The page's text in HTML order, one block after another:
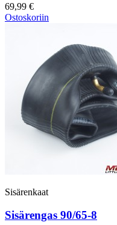
69,99 €
Ostoskoriin
Sisärenkaat
Sisärengas 90/65-8